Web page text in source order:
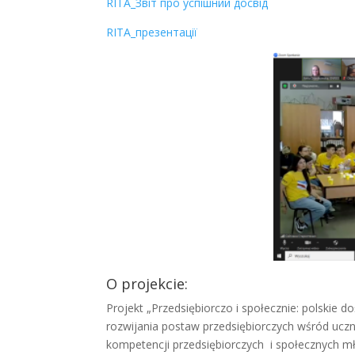
RITA_презентації
O projekcie:
Projekt „Przedsiębiorczo i społecznie: polskie
rozwijania postaw przedsiębiorczych wśród
kompetencji przedsiębiorczych i społecznych